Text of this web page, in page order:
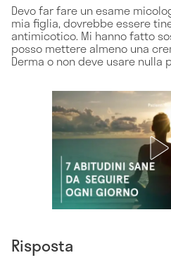
Devo far fare un esame
mia figlia, dovrebbe essere
antimicotico. Mi hanno fatto
posso mettere almeno una
Derma o non deve usare nulla
Risposta